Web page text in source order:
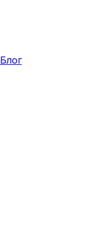
Блог